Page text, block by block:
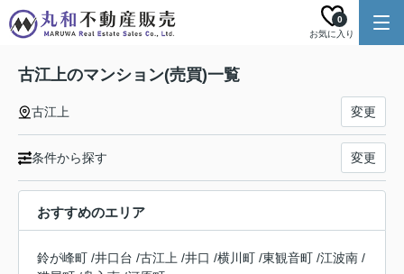
お気に入り
0
古江上のマンション(売買)一覧
古江上 変更
条件から探す 変更
おすすめのエリア
鈴が峰町 /井口台 /古江上 /井口 /横川町 /東観音町 /江波南 /